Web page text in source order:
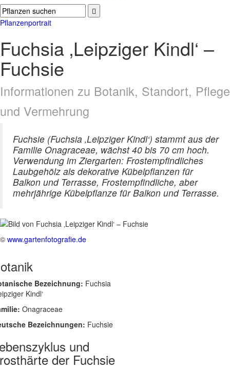
Pflanzenportrait
Fuchsia ‚Leipziger Kindl‘ –
Fuchsie
Informationen zu Botanik, Standort, Pflege
und Vermehrung
Fuchsie (Fuchsia ‚Leipziger Kindl‘) stammt aus der
Familie Onagraceae, wächst 40 bis 70 cm hoch.
Verwendung im Ziergarten: Frostempfindliches
Laubgehölz als dekorative Kübelpflanzen für
Balkon und Terrasse, Frostempfindliche, aber
mehrjährige Kübelpflanze für Balkon und Terrasse.
© www.gartenfotografie.de
Bezeichnung: Fuchsia
Kindl‘
Onagraceae
Bezeichnungen: Fuchsie
und
der Fuchsie